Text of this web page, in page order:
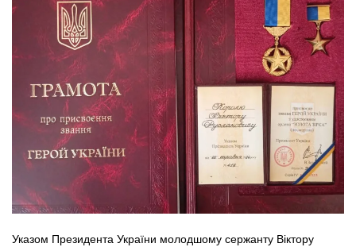
Указом Президента України молодшому сержанту Віктору